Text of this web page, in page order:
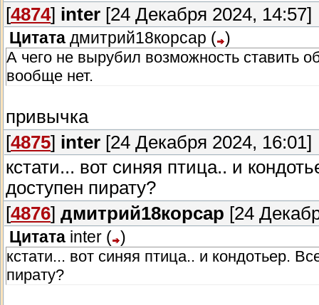
[4874] inter [24 Декабря 2024, 14:57]
Цитата дмитрий18корсар ( )
А чего не вырубил возможность ставить
вообще нет.
привычка
[4875] inter [24 Декабря 2024, 16:01]
кстати... вот синяя птица.. и
доступен пирату?
[4876] дмитрий18корсар [24
Цитата inter ( )
кстати... вот синяя птица.. и кондотьер.
пирату?